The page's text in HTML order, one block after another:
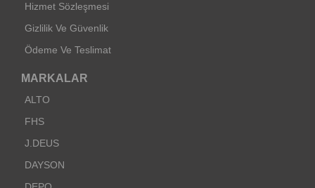
Hizmet Sözleşmesi
Gizlilik Ve Güvenlik
Ödeme Ve Teslimat
MARKALAR
ALTO
FHS
J.DEUS
DAYSON